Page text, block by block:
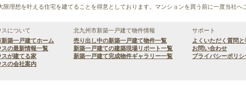
限理想を叶える住宅を建てることを得意としております。マンションを買う前に一度当社へ
スについて
新築一戸建てホーム
スの最新情報一覧
スが建てる家
スの会社案内
北九州市新築一戸建て物件情報
売り出し中の新築一戸建て物件一覧
新築一戸建ての建築現場リポート一覧
新築一戸建て完成物件ギャラリー一覧
サポート
よくいただく質問と
お問い合わせ
プライバシーポリシ